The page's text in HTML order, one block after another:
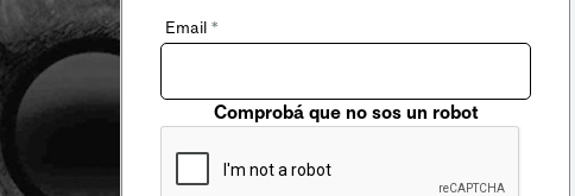
Email *
Comprobá que no sos un robot